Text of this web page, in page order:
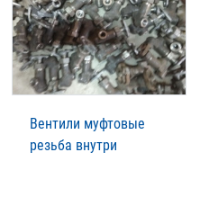
Вентили муфтовые
резьба внутри